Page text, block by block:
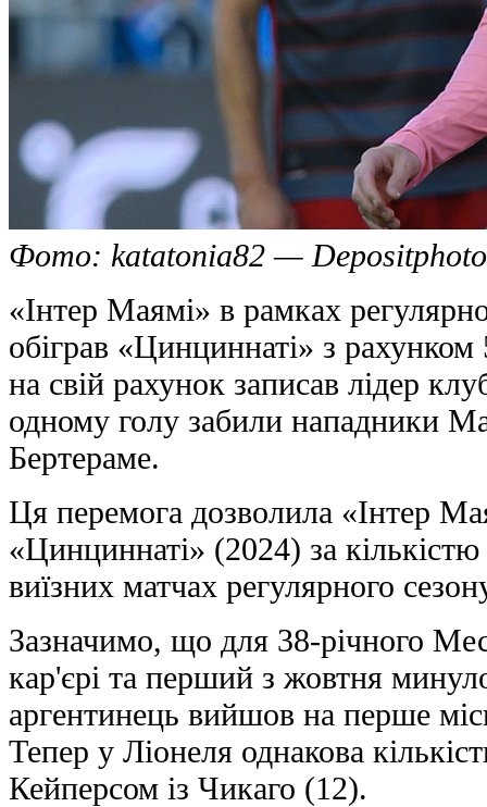
Фото: katatonia82 —
«Інтер Маямі» в рамках
обіграв «Цинциннаті» з
на свій рахунок записав лідер
одному голу забили нападники
Бертераме.
Ця перемога дозволила «Інтер
«Цинциннаті» (2024) за
виїзних матчах регулярного
Зазначимо, що для 38-річного
кар'єрі та перший з жовтня
аргентинець вийшов на перше
Тепер у Ліонеля однакова
Кейперсом із Чикаго (12).